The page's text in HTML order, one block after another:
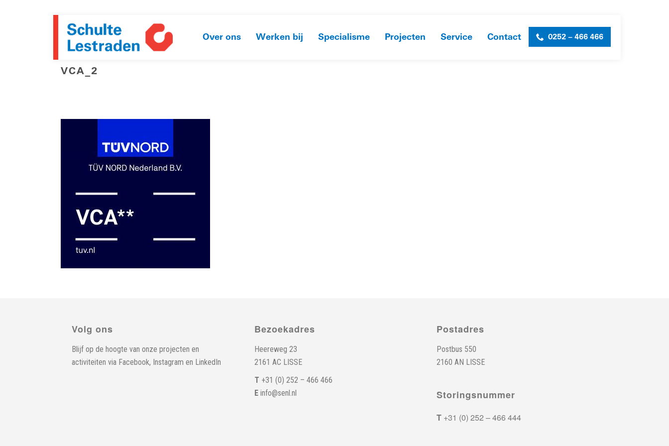
Over ons Werken bij Specialisme Projecten Service Contact 0252 – 466 466
VCA_2
Volg ons
Blijf op de hoogte van onze projecten en
activiteiten via Facebook, Instagram en LinkedIn
Bezoekadres
Heereweg 23
2161 AC LISSE
T +31 (0) 252 – 466 466
Einfo@senl.nl
Postadres
Postbus 550
2160 AN LISSE
Storingsnummer
T +31 (0) 252 – 466 444